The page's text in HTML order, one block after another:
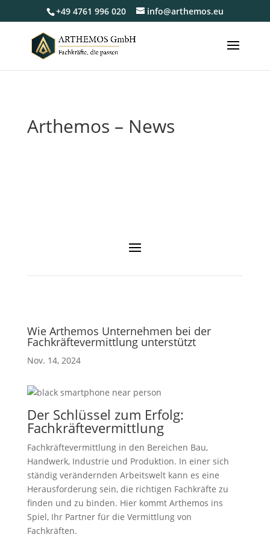
+49 4761 996 020 info@arthemos.eu
Arthemos – News
Wie Arthemos Unternehmen bei der
Fachkräftevermittlung unterstützt
Nov. 14, 2024
Der Schlüssel zum Erfolg:
Fachkräftevermittlung
Fachkräftevermittlung in den Bereichen Bau,
Handwerk, Industrie und Produktion. In einer sich
ständig verändernden Arbeitswelt kann es eine
Herausforderung sein, die richtigen Fachkräfte zu
finden und zu binden. Hier kommt Arthemos ins
Spiel, Ihr Partner für die Vermittlung von
Fachkräften.